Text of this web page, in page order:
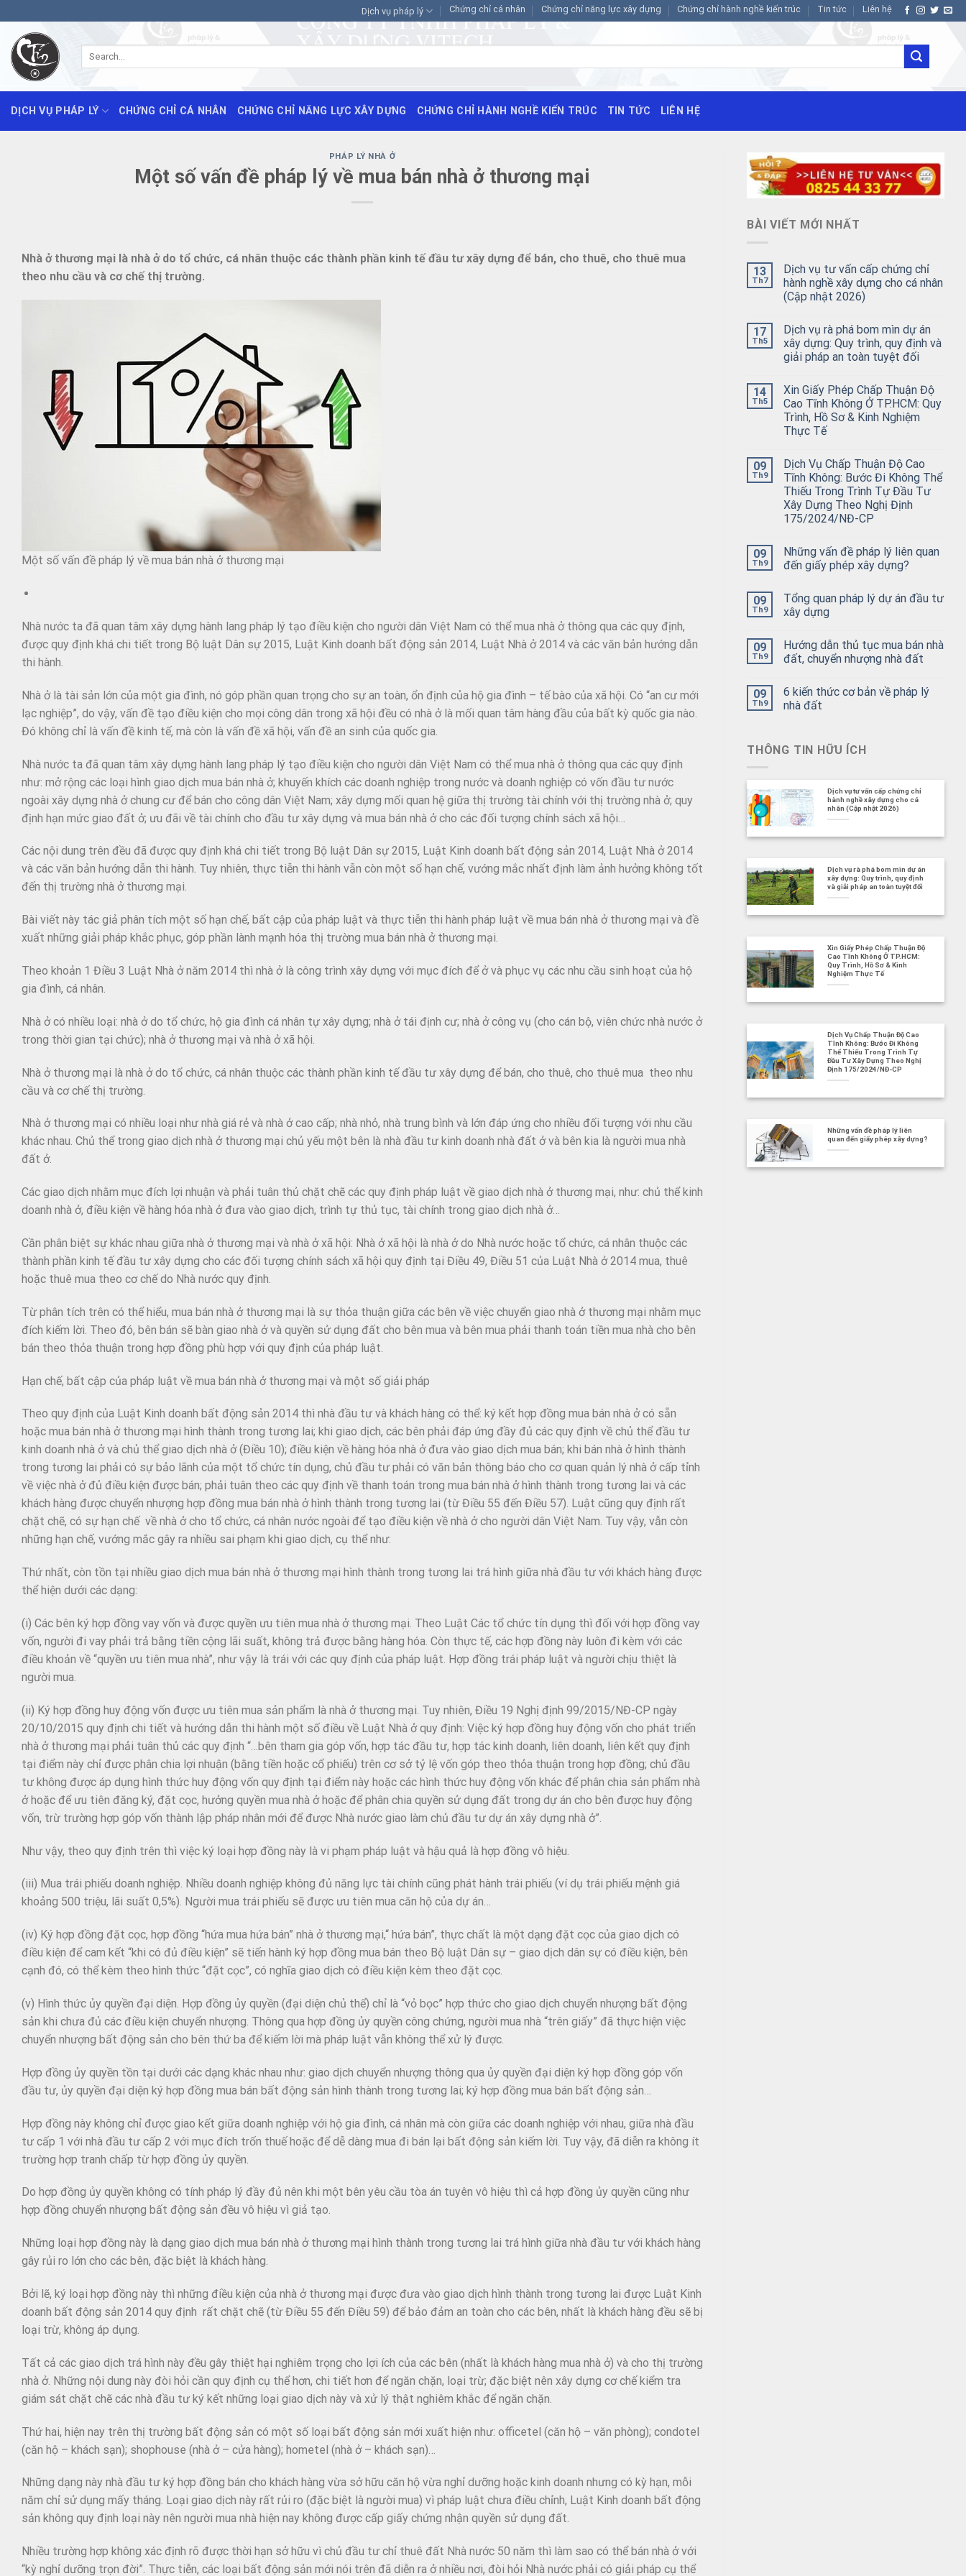
to
content
Dịch vụ pháp lý Chứng chỉ cá nhân Chứng chỉ năng lực xây dựng Chứng chỉ hành nghề kiến trúc Tin tức Liên hệ
DỊCH VỤ PHÁP LÝ CHỨNG CHỈ CÁ NHÂN CHỨNG CHỈ NĂNG LỰC XÂY DỰNG CHỨNG CHỈ HÀNH NGHỀ KIẾN TRÚC TIN TỨC LIÊN HỆ
PHÁP LÝ NHÀ Ở
Một số vấn đề pháp lý về mua bán nhà ở thương mại
Nhà ở thương mại là nhà ở do tổ chức, cá nhân thuộc các thành phần kinh tế đầu tư xây dựng để bán, cho thuê, cho thuê mua
theo nhu cầu và cơ chế thị trường.
Một số vấn đề pháp lý về mua bán nhà ở thương mại
Nhà nước ta đã quan tâm xây dựng hành lang pháp lý tạo điều kiện cho người dân Việt Nam có thể mua nhà ở thông qua các quy định,
được quy định khá chi tiết trong Bộ luật Dân sự 2015, Luật Kinh doanh bất động sản 2014, Luật Nhà ở 2014 và các văn bản hướng dẫn
thi hành.
Nhà ở là tài sản lớn của một gia đình, nó góp phần quan trọng cho sự an toàn, ổn định của hộ gia đình – tế bào của xã hội. Có “an cư mới
lạc nghiệp”, do vậy, vấn đề tạo điều kiện cho mọi công dân trong xã hội đều có nhà ở là mối quan tâm hàng đầu của bất kỳ quốc gia nào.
Đó không chỉ là vấn đề kinh tế, mà còn là vấn đề xã hội, vấn đề an sinh của quốc gia.
Nhà nước ta đã quan tâm xây dựng hành lang pháp lý tạo điều kiện cho người dân Việt Nam có thể mua nhà ở thông qua các quy định
như: mở rộng các loại hình giao dịch mua bán nhà ở; khuyến khích các doanh nghiệp trong nước và doanh nghiệp có vốn đầu tư nước
ngoài xây dựng nhà ở chung cư để bán cho công dân Việt Nam; xây dựng mối quan hệ giữa thị trường tài chính với thị trường nhà ở; quy
định hạn mức giao đất ở; ưu đãi về tài chính cho đầu tư xây dựng và mua bán nhà ở cho các đối tượng chính sách xã hội…
Các nội dung trên đều đã được quy định khá chi tiết trong Bộ luật Dân sự 2015, Luật Kinh doanh bất động sản 2014, Luật Nhà ở 2014
và các văn bản hướng dẫn thi hành. Tuy nhiên, thực tiễn thi hành vẫn còn một số hạn chế, vướng mắc nhất định làm ảnh hưởng không tốt
đến thị trường nhà ở thương mại.
Bài viết này tác giả phân tích một số hạn chế, bất cập của pháp luật và thực tiễn thi hành pháp luật về mua bán nhà ở thương mại và đề
xuất những giải pháp khắc phục, góp phần lành mạnh hóa thị trường mua bán nhà ở thương mại.
Theo khoản 1 Điều 3 Luật Nhà ở năm 2014 thì nhà ở là công trình xây dựng với mục đích để ở và phục vụ các nhu cầu sinh hoạt của hộ
gia đình, cá nhân.
Nhà ở có nhiều loại: nhà ở do tổ chức, hộ gia đình cá nhân tự xây dựng; nhà ở tái định cư; nhà ở công vụ (cho cán bộ, viên chức nhà nước ở
trong thời gian tại chức); nhà ở thương mại và nhà ở xã hội.
Nhà ở thương mại là nhà ở do tổ chức, cá nhân thuộc các thành phần kinh tế đầu tư xây dựng để bán, cho thuê, cho thuê mua theo nhu
cầu và cơ chế thị trường.
Nhà ở thương mại có nhiều loại như nhà giá rẻ và nhà ở cao cấp; nhà nhỏ, nhà trung bình và lớn đáp ứng cho nhiều đối tượng với nhu cầu
khác nhau. Chủ thể trong giao dịch nhà ở thương mại chủ yếu một bên là nhà đầu tư kinh doanh nhà đất ở và bên kia là người mua nhà
đất ở.
Các giao dịch nhằm mục đích lợi nhuận và phải tuân thủ chặt chẽ các quy định pháp luật về giao dịch nhà ở thương mại, như: chủ thể kinh
doanh nhà ở, điều kiện về hàng hóa nhà ở đưa vào giao dịch, trình tự thủ tục, tài chính trong giao dịch nhà ở…
Cần phân biệt sự khác nhau giữa nhà ở thương mại và nhà ở xã hội: Nhà ở xã hội là nhà ở do Nhà nước hoặc tổ chức, cá nhân thuộc các
thành phần kinh tế đầu tư xây dựng cho các đối tượng chính sách xã hội quy định tại Điều 49, Điều 51 của Luật Nhà ở 2014 mua, thuê
hoặc thuê mua theo cơ chế do Nhà nước quy định.
Từ phân tích trên có thể hiểu, mua bán nhà ở thương mại là sự thỏa thuận giữa các bên về việc chuyển giao nhà ở thương mại nhằm mục
đích kiếm lời. Theo đó, bên bán sẽ bàn giao nhà ở và quyền sử dụng đất cho bên mua và bên mua phải thanh toán tiền mua nhà cho bên
bán theo thỏa thuận trong hợp đồng phù hợp với quy định của pháp luật.
Hạn chế, bất cập của pháp luật về mua bán nhà ở thương mại và một số giải pháp
Theo quy định của Luật Kinh doanh bất động sản 2014 thì nhà đầu tư và khách hàng có thể: ký kết hợp đồng mua bán nhà ở có sẵn
hoặc mua bán nhà ở thương mại hình thành trong tương lai; khi giao dịch, các bên phải đáp ứng đầy đủ các quy định về chủ thể đầu tư
kinh doanh nhà ở và chủ thể giao dịch nhà ở (Điều 10); điều kiện về hàng hóa nhà ở đưa vào giao dịch mua bán; khi bán nhà ở hình thành
trong tương lai phải có sự bảo lãnh của một tổ chức tín dụng, chủ đầu tư phải có văn bản thông báo cho cơ quan quản lý nhà ở cấp tỉnh
về việc nhà ở đủ điều kiện được bán; phải tuân theo các quy định về thanh toán trong mua bán nhà ở hình thành trong tương lai và các
khách hàng được chuyển nhượng hợp đồng mua bán nhà ở hình thành trong tương lai (từ Điều 55 đến Điều 57). Luật cũng quy định rất
chặt chẽ, có sự hạn chế về nhà ở cho tổ chức, cá nhân nước ngoài để tạo điều kiện về nhà ở cho người dân Việt Nam. Tuy vậy, vẫn còn
những hạn chế, vướng mắc gây ra nhiều sai phạm khi giao dịch, cụ thể như:
Thứ nhất, còn tồn tại nhiều giao dịch mua bán nhà ở thương mại hình thành trong tương lai trá hình giữa nhà đầu tư với khách hàng được
thể hiện dưới các dạng:
(i) Các bên ký hợp đồng vay vốn và được quyền ưu tiên mua nhà ở thương mại. Theo Luật Các tổ chức tín dụng thì đối với hợp đồng vay
vốn, người đi vay phải trả bằng tiền cộng lãi suất, không trả được bằng hàng hóa. Còn thực tế, các hợp đồng này luôn đi kèm với các
điều khoản về “quyền ưu tiên mua nhà”, như vậy là trái với các quy định của pháp luật. Hợp đồng trái pháp luật và người chịu thiệt là
người mua.
(ii) Ký hợp đồng huy động vốn được ưu tiên mua sản phẩm là nhà ở thương mại. Tuy nhiên, Điều 19 Nghị định 99/2015/NĐ-CP ngày
20/10/2015 quy định chi tiết và hướng dẫn thi hành một số điều về Luật Nhà ở quy định: Việc ký hợp đồng huy động vốn cho phát triển
nhà ở thương mại phải tuân thủ các quy định “…bên tham gia góp vốn, hợp tác đầu tư, hợp tác kinh doanh, liên doanh, liên kết quy định
tại điểm này chỉ được phân chia lợi nhuận (bằng tiền hoặc cổ phiếu) trên cơ sở tỷ lệ vốn góp theo thỏa thuận trong hợp đồng; chủ đầu
tư không được áp dụng hình thức huy động vốn quy định tại điểm này hoặc các hình thức huy động vốn khác để phân chia sản phẩm nhà
ở hoặc để ưu tiên đăng ký, đặt cọc, hưởng quyền mua nhà ở hoặc để phân chia quyền sử dụng đất trong dự án cho bên được huy động
vốn, trừ trường hợp góp vốn thành lập pháp nhân mới để được Nhà nước giao làm chủ đầu tư dự án xây dựng nhà ở”.
Như vậy, theo quy định trên thì việc ký loại hợp đồng này là vi phạm pháp luật và hậu quả là hợp đồng vô hiệu.
(iii) Mua trái phiếu doanh nghiệp. Nhiều doanh nghiệp không đủ năng lực tài chính cũng phát hành trái phiếu (ví dụ trái phiếu mệnh giá
khoảng 500 triệu, lãi suất 0,5%). Người mua trái phiếu sẽ được ưu tiên mua căn hộ của dự án…
(iv) Ký hợp đồng đặt cọc, hợp đồng “hứa mua hứa bán” nhà ở thương mại,“ hứa bán”, thực chất là một dạng đặt cọc của giao dịch có
điều kiện để cam kết “khi có đủ điều kiện” sẽ tiến hành ký hợp đồng mua bán theo Bộ luật Dân sự – giao dịch dân sự có điều kiện, bên
cạnh đó, có thể kèm theo hình thức “đặt cọc”, có nghĩa giao dịch có điều kiện kèm theo đặt cọc.
(v) Hình thức ủy quyền đại diện. Hợp đồng ủy quyền (đại diện chủ thể) chỉ là “vỏ bọc” hợp thức cho giao dịch chuyển nhượng bất động
sản khi chưa đủ các điều kiện chuyển nhượng. Thông qua hợp đồng ủy quyền công chứng, người mua nhà “trên giấy” đã thực hiện việc
chuyển nhượng bất động sản cho bên thứ ba để kiếm lời mà pháp luật vẫn không thể xử lý được.
Hợp đồng ủy quyền tồn tại dưới các dạng khác nhau như: giao dịch chuyển nhượng thông qua ủy quyền đại diện ký hợp đồng góp vốn
đầu tư, ủy quyền đại diện ký hợp đồng mua bán bất động sản hình thành trong tương lai; ký hợp đồng mua bán bất động sản…
Hợp đồng này không chỉ được giao kết giữa doanh nghiệp với hộ gia đình, cá nhân mà còn giữa các doanh nghiệp với nhau, giữa nhà đầu
tư cấp 1 với nhà đầu tư cấp 2 với mục đích trốn thuế hoặc để dễ dàng mua đi bán lại bất động sản kiếm lời. Tuy vậy, đã diễn ra không ít
trường hợp tranh chấp từ hợp đồng ủy quyền.
Do hợp đồng ủy quyền không có tính pháp lý đầy đủ nên khi một bên yêu cầu tòa án tuyên vô hiệu thì cả hợp đồng ủy quyền cũng như
hợp đồng chuyển nhượng bất động sản đều vô hiệu vì giả tạo.
Những loại hợp đồng này là dạng giao dịch mua bán nhà ở thương mại hình thành trong tương lai trá hình giữa nhà đầu tư với khách hàng
gây rủi ro lớn cho các bên, đặc biệt là khách hàng.
Bởi lẽ, ký loại hợp đồng này thì những điều kiện của nhà ở thương mại được đưa vào giao dịch hình thành trong tương lai được Luật Kinh
doanh bất động sản 2014 quy định rất chặt chẽ (từ Điều 55 đến Điều 59) để bảo đảm an toàn cho các bên, nhất là khách hàng đều sẽ bị
loại trừ, không áp dụng.
Tất cả các giao dịch trá hình này đều gây thiệt hại nghiêm trọng cho lợi ích của các bên (nhất là khách hàng mua nhà ở) và cho thị trường
nhà ở. Những nội dung này đòi hỏi cần quy định cụ thể hơn, chi tiết hơn để ngăn chặn, loại trừ; đặc biệt nên xây dựng cơ chế kiểm tra
giám sát chặt chẽ các nhà đầu tư ký kết những loại giao dịch này và xử lý thật nghiêm khắc để ngăn chặn.
Thứ hai, hiện nay trên thị trường bất động sản có một số loại bất động sản mới xuất hiện như: officetel (căn hộ – văn phòng); condotel
(căn hộ – khách sạn); shophouse (nhà ở – cửa hàng); hometel (nhà ở – khách sạn)…
Những dạng này nhà đầu tư ký hợp đồng bán cho khách hàng vừa sở hữu căn hộ vừa nghỉ dưỡng hoặc kinh doanh nhưng có kỳ hạn, mỗi
năm chỉ sử dụng mấy tháng. Loại giao dịch này rất rủi ro (đặc biệt là người mua) vì pháp luật chưa điều chỉnh, Luật Kinh doanh bất động
sản không quy định loại này nên người mua nhà hiện nay không được cấp giấy chứng nhận quyền sử dụng đất.
Nhiều trường hợp không xác định rõ được thời hạn sở hữu vì chủ đầu tư chỉ thuê đất Nhà nước 50 năm thì làm sao có thể bán nhà ở với
“kỳ nghỉ dưỡng trọn đời”. Thực tiễn, các loại bất động sản mới nói trên đã diễn ra ở nhiều nơi, đòi hỏi Nhà nước phải có giải pháp cụ thể
BÀI VIẾT MỚI NHẤT
13
Th7
Dịch vụ tư vấn cấp chứng chỉ
hành nghề xây dựng cho cá nhân
(Cập nhật 2026)
17
Th5
Dịch vụ rà phá bom mìn dự án
xây dựng: Quy trình, quy định và
giải pháp an toàn tuyệt đối
14
Th5
Xin Giấy Phép Chấp Thuận Độ
Cao Tĩnh Không Ở TP.HCM: Quy
Trình, Hồ Sơ & Kinh Nghiệm
Thực Tế
09
Th9
Dịch Vụ Chấp Thuận Độ Cao
Tĩnh Không: Bước Đi Không Thể
Thiếu Trong Trình Tự Đầu Tư
Xây Dựng Theo Nghị Định
175/2024/NĐ-CP
09
Th9
Những vấn đề pháp lý liên quan
đến giấy phép xây dựng?
09
Th9
Tổng quan pháp lý dự án đầu tư
xây dựng
09
Th9
Hướng dẫn thủ tục mua bán nhà
đất, chuyển nhượng nhà đất
09
Th9
6 kiến thức cơ bản về pháp lý
nhà đất
THÔNG TIN HỮU ÍCH
Dịch vụ tư vấn cấp chứng chỉ
hành nghề xây dựng cho cá
nhân (Cập nhật 2026)
Dịch vụ rà phá bom mìn dự án
xây dựng: Quy trình, quy định
và giải pháp an toàn tuyệt đối
Xin Giấy Phép Chấp Thuận Độ
Cao Tĩnh Không Ở TP.HCM:
Quy Trình, Hồ Sơ & Kinh
Nghiệm Thực Tế
Dịch Vụ Chấp Thuận Độ Cao
Tĩnh Không: Bước Đi Không
Thể Thiếu Trong Trình Tự
Đầu Tư Xây Dựng Theo Nghị
Định 175/2024/NĐ-CP
Những vấn đề pháp lý liên
quan đến giấy phép xây dựng?